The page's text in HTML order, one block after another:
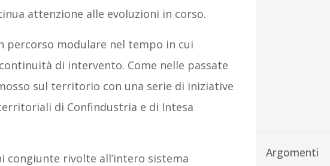
attenzione alle evoluzioni in corso.
percorso modulare nel tempo in cui
di intervento. Come nelle passate
sul territorio con una serie di iniziative
di Confindustria e di Intesa
congiunte rivolte all’intero sistema
Argomenti